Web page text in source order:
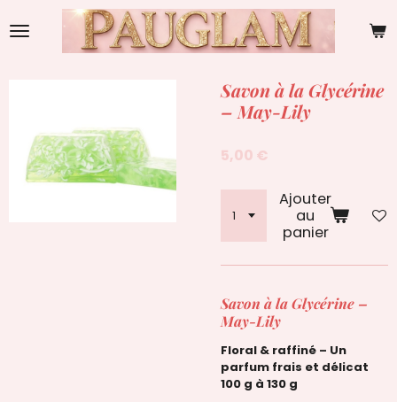
au
Savon à la Glycérine
– May-Lily
5,00 €
Ajouter
au
panier
Savon à la Glycérine –
May-Lily
Floral & raffiné – Un
parfum frais et délicat
100 g à 130 g